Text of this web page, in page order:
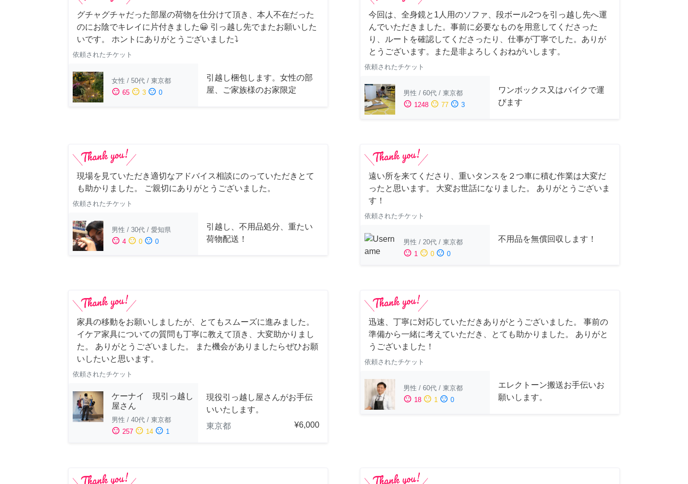
グチャグチャだった部屋の荷物を仕分けて頂き、本人不在だった
のにお陰でキレイに片付きました😀 引っ越し先でまたお願いした
いです。 ホントにありがとうございました⤵
依頼されたチケット
女性 / 50代 / 東京都
sentiment_satisfied 65 sentiment_neutral 3 sentiment_dissatisfied 0
引越し梱包します。女性の部
屋、ご家族様のお家限定
今回は、全身鏡と1人用のソファ、段ボール2つを引っ越し先へ運
んでいただきました。事前に必要なものを用意してくださった
り、ルートを確認してくださったり、仕事が丁寧でした。ありが
とうございます。また是非よろしくおねがいします。
依頼されたチケット
男性 / 60代 / 東京都
sentiment_satisfied 1248 sentiment_neutral 77 sentiment_dissatisfied 3
ワンボックス又はバイクで運
びます
現場を見ていただき適切なアドバイス相談にのっていただきとて
も助かりました。 ご親切にありがとうございました。
依頼されたチケット
男性 / 30代 / 愛知県
sentiment_satisfied 4 sentiment_neutral 0 sentiment_dissatisfied 0
引越し、不用品処分、重たい
荷物配送！
遠い所を来てくださり、重いタンスを２つ車に積む作業は大変だ
ったと思います。 大変お世話になりました。 ありがとうございま
す！
依頼されたチケット
男性 / 20代 / 東京都
sentiment_satisfied 1 sentiment_neutral 0 sentiment_dissatisfied 0
不用品を無償回収します！
家具の移動をお願いしましたが、とてもスムーズに進みました。
イケア家具についての質問も丁寧に教えて頂き、大変助かりまし
た。 ありがとうございました。 また機会がありましたらぜひお願
いしたいと思います。
依頼されたチケット
ケーナイ 現引っ越し
屋さん
男性 / 40代 / 東京都
sentiment_satisfied 257 sentiment_neutral 14 sentiment_dissatisfied 1
現役引っ越し屋さんがお手伝
いいたします。
東京都
¥6,000
迅速、丁寧に対応していただきありがとうございました。 事前の
準備から一緒に考えていただき、とても助かりました。 ありがと
うございました！
依頼されたチケット
男性 / 60代 / 東京都
sentiment_satisfied 18 sentiment_neutral 1 sentiment_dissatisfied 0
エレクトーン搬送お手伝いお
願いします。